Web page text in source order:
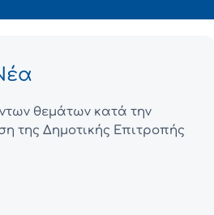
θεμάτων κατά την
της Δημοτικής Επιτροπής